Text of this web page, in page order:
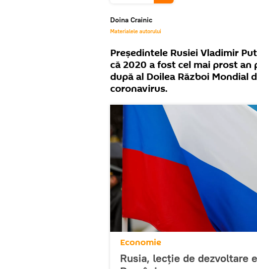
Doina Crainic
Materialele autorului
Președintele Rusiei Vladimir
că 2020 a fost cel mai prost
după al Doilea Război Mondial
coronavirus.
Economie
Rusia, lecție de dezvoltare